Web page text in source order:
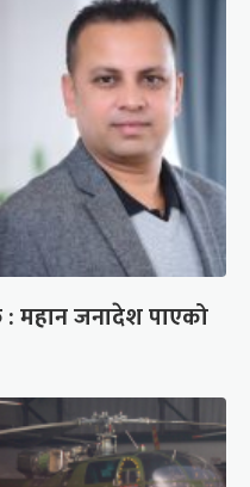
महान जनादेश पाएको